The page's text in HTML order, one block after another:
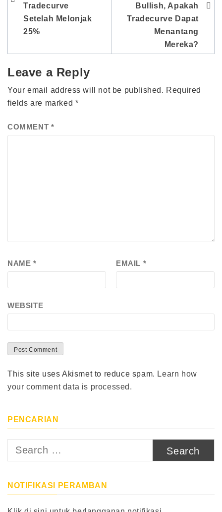
Tradecurve
Setelah Melonjak
25%
Bullish, Apakah
Tradecurve Dapat
Menantang
Mereka?
Leave a Reply
Your email address will not be published. Required
fields are marked *
COMMENT *
NAME * EMAIL *
WEBSITE
This site uses Akismet to reduce spam. Learn how
your comment data is processed.
PENCARIAN
Search
NOTIFIKASI PERAMBAN